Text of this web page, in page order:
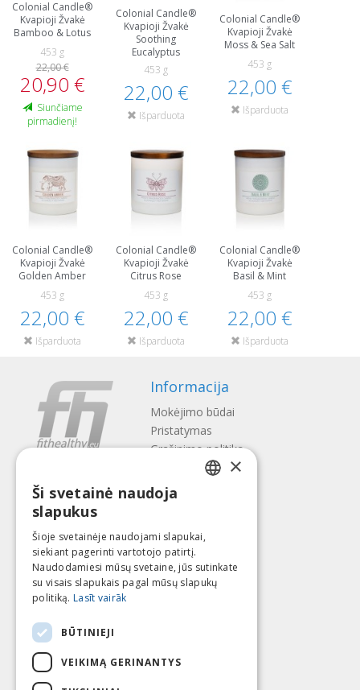
Colonial Candle®
Kvapioji Žvakė
Bamboo & Lotus
453 g
22,00 €
20,90 €
Siunčiame
pirmadienį!
Colonial Candle®
Kvapioji Žvakė
Soothing
Eucalyptus
453 g
22,00 €
Išparduota
Colonial Candle®
Kvapioji Žvakė
Moss & Sea Salt
453 g
22,00 €
Išparduota
Colonial Candle®
Kvapioji Žvakė
Golden Amber
453 g
22,00 €
Išparduota
Colonial Candle®
Kvapioji Žvakė
Citrus Rose
453 g
22,00 €
Išparduota
Colonial Candle®
Kvapioji Žvakė
Basil & Mint
453 g
22,00 €
Išparduota
Informacija
Mokėjimo būdai
Pristatymas
Gražinimo politika
Apie mus
Kontaktai
Privatumo politika
Sekite mus Surask mus
Mokėti su
LITHUANIAN
ESTONIAN
×
Ši svetainė naudoja
slapukus
Šioje svetainėje naudojami slapukai,
siekiant pagerinti vartotojo patirtį.
Naudodamiesi mūsų svetaine, jūs sutinkate
su visais slapukais pagal mūsų slapukų
politiką. Lasīt vairāk
BŪTINIEJI
VEIKIMĄ GERINANTYS